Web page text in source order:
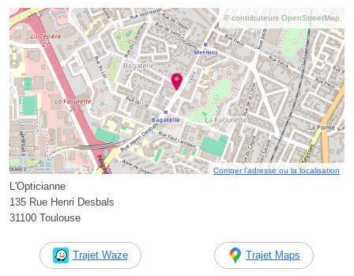
© contributeurs OpenStreetMap
Corriger l’adresse ou la localisation
L'Opticianne
135 Rue Henri Desbals
31100 Toulouse
Trajet Waze Trajet Maps